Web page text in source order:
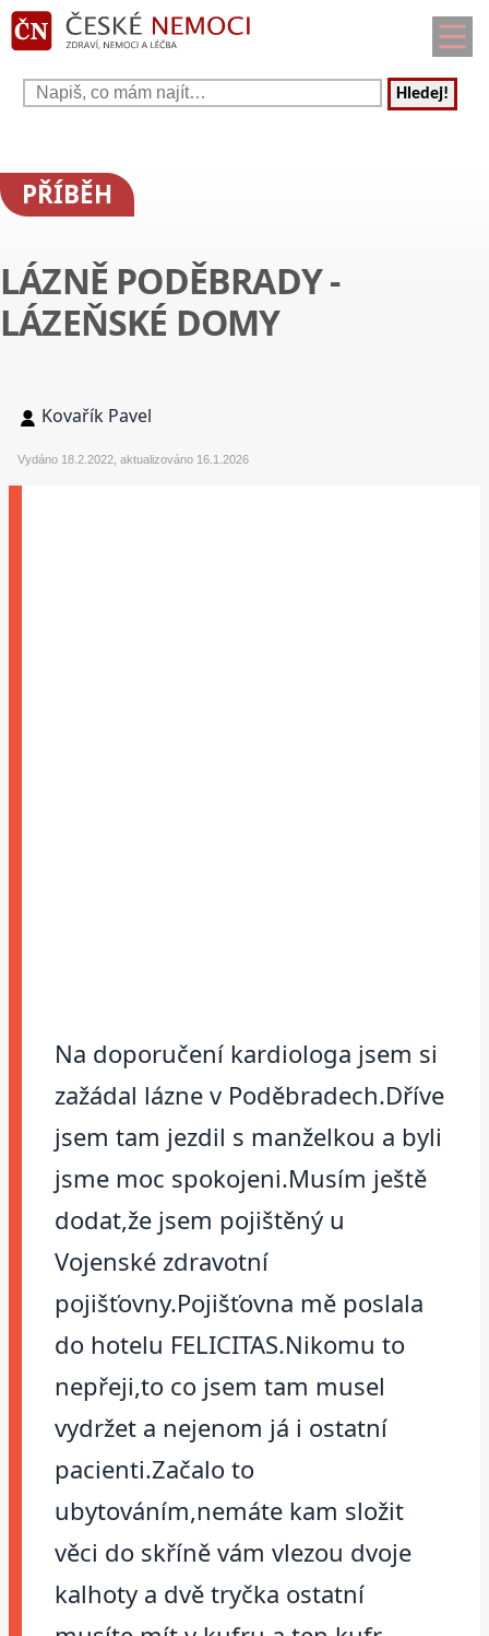
Hledej!
PŘÍBĚH
LÁZNĚ PODĚBRADY -
LÁZEŇSKÉ DOMY
Kovařík Pavel
Vydáno 18.2.2022, aktualizováno 16.1.2026
Na doporučení kardiologa jsem si
zažádal lázne v Poděbradech.Dříve
jsem tam jezdil s manželkou a byli
jsme moc spokojeni.Musím ještě
dodat,že jsem pojištěný u
Vojenské zdravotní
pojišťovny.Pojišťovna mě poslala
do hotelu FELICITAS.Nikomu to
nepřeji,to co jsem tam musel
vydržet a nejenom já i ostatní
pacienti.Začalo to
ubytováním,nemáte kam složit
věci do skříně vám vlezou dvoje
kalhoty a dvě tryčka ostatní